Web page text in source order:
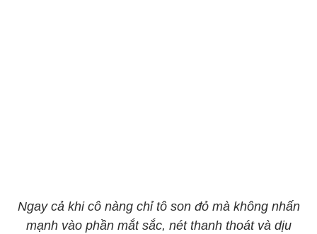
​​​​​​​Ngay cả khi cô nàng chỉ tô son đỏ mà không nhấn
mạnh vào phần mắt sắc, nét thanh thoát và dịu